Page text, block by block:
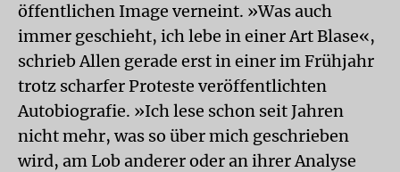
öffentlichen Image verneint. »Was auch
immer geschieht, ich lebe in einer Art Blase«,
schrieb Allen gerade erst in einer im Frühjahr
trotz scharfer Proteste veröffentlichten
Autobiografie. »Ich lese schon seit Jahren
nicht mehr, was so über mich geschrieben
wird, am Lob anderer oder an ihrer Analyse